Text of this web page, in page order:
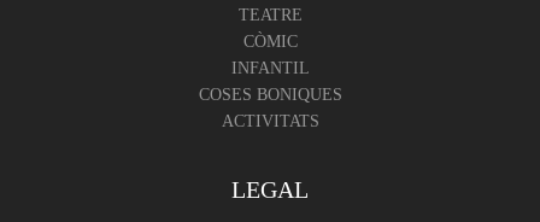
TEATRE
CÒMIC
INFANTIL
COSES BONIQUES
ACTIVITATS
LEGAL